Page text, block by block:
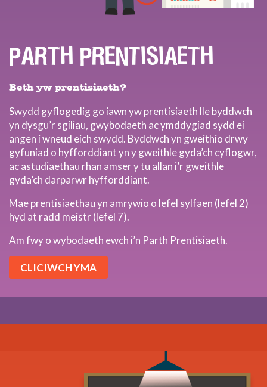
PARTH PRENTISIAETH
Beth yw prentisiaeth?
Swydd gyflogedig go iawn yw prentisiaeth lle byddwch
yn dysgu’r sgiliau, gwybodaeth ac ymddygiad sydd ei
angen i wneud eich swydd. Byddwch yn gweithio drwy
gyfuniad o hyfforddiant yn y gweithle gyda’ch cyflogwr,
ac astudiaethau rhan amser y tu allan i’r gweithle
gyda’ch darparwr hyfforddiant.
Mae prentisiaethau yn amrywio o lefel sylfaen (lefel 2)
hyd at radd meistr (lefel 7).
Am fwy o wybodaeth ewch i’n Parth Prentisiaeth.
CLICIWCH YMA